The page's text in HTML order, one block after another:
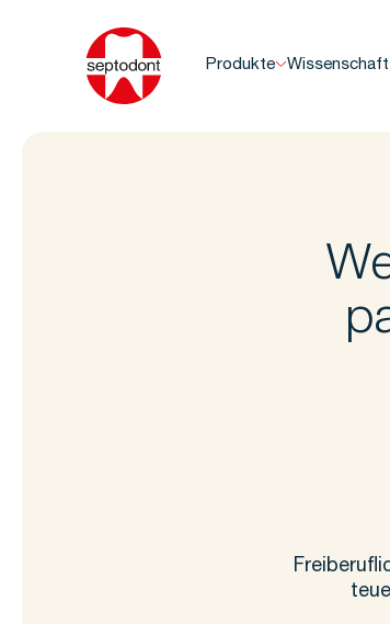
Produkte Wissenschaft